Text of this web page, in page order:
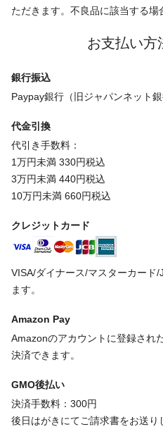
ただきます。不良品に該当する場
お支払い方
銀行振込
Paypay銀行（旧ジャパンネット銀
代金引換
代引き手数料：
1万円未満 330円税込
3万円未満 440円税込
10万円未満 660円税込
クレジットカード
VISA/ダイナース/マスターカー
ます。
Amazon Pay
Amazonのアカウントに登録され
決済できます。
GMO後払い
決済手数料：300円
後日はがきにてご請求書をお送り